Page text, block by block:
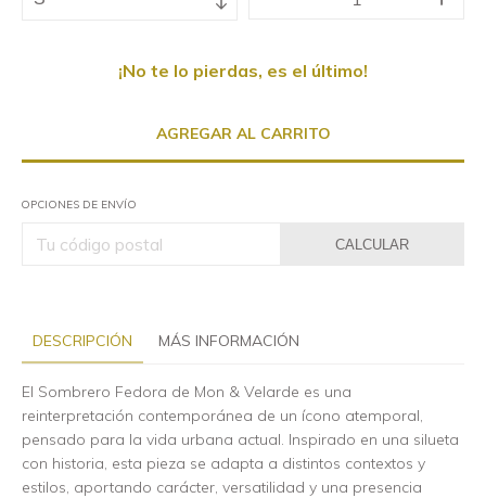
¡No te lo pierdas, es el último!
OPCIONES DE ENVÍO
CALCULAR
DESCRIPCIÓN MÁS INFORMACIÓN
El Sombrero Fedora de Mon & Velarde es una
reinterpretación contemporánea de un ícono atemporal,
pensado para la vida urbana actual. Inspirado en una silueta
con historia, esta pieza se adapta a distintos contextos y
estilos, aportando carácter, versatilidad y una presencia